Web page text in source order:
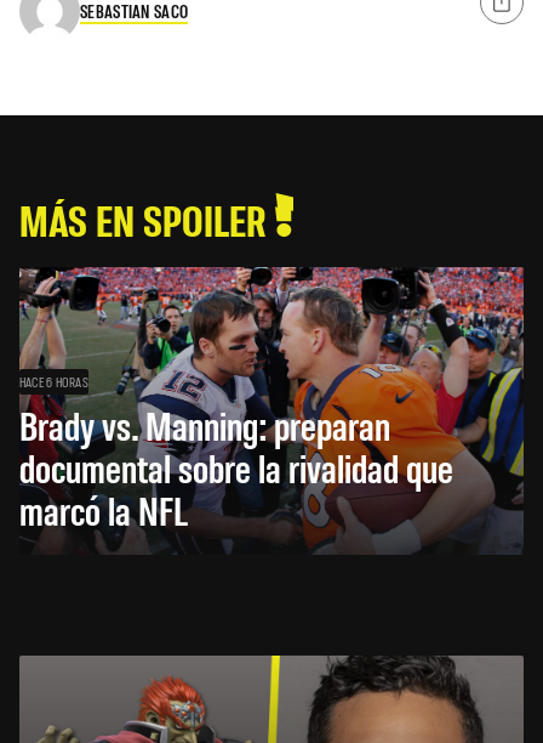
SEBASTIAN SACO
MÁS EN SPOILER
HACE 6 HORAS
Brady vs. Manning: preparan
documental sobre la rivalidad que
marcó la NFL